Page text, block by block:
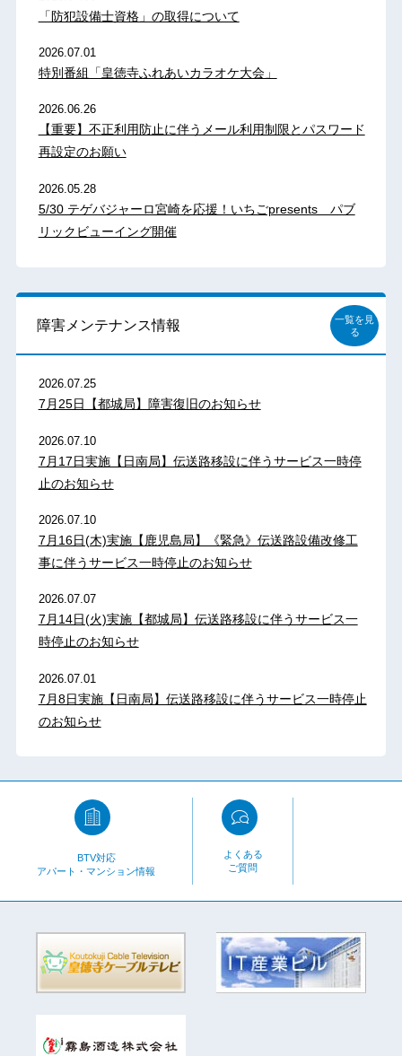
「防犯設備士資格」の取得について
2026.07.01
特別番組「皇徳寺ふれあいカラオケ大会」
2026.06.26
【重要】不正利用防止に伴うメール利用制限とパスワード
再設定のお願い
2026.05.28
5/30 テゲバジャーロ宮崎を応援！いちごpresents パブ
リックビューイング開催
障害メンテナンス情報
一覧を見
る
2026.07.25
7月25日【都城局】障害復旧のお知らせ
2026.07.10
7月17日実施【日南局】伝送路移設に伴うサービス一時停
止のお知らせ
2026.07.10
7月16日(木)実施【鹿児島局】《緊急》伝送路設備改修工
事に伴うサービス一時停止のお知らせ
2026.07.07
7月14日(火)実施【都城局】伝送路移設に伴うサービス一
時停止のお知らせ
2026.07.01
7月8日実施【日南局】伝送路移設に伴うサービス一時停止
のお知らせ
BTV対応
アパート・マンション情報
よくある
ご質問